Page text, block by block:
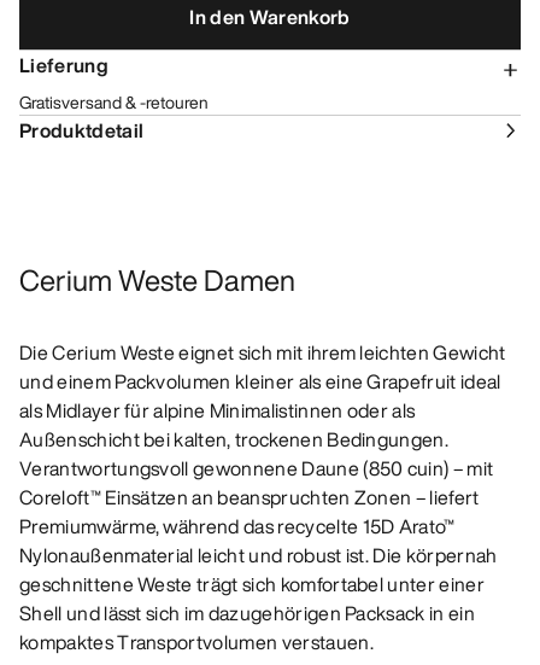
In den Warenkorb
Lieferung
Gratisversand & -retouren
Produktdetail
Cerium Weste Damen
Die Cerium Weste eignet sich mit ihrem leichten Gewicht
und einem Packvolumen kleiner als eine Grapefruit ideal
als Midlayer für alpine Minimalistinnen oder als
Außenschicht bei kalten, trockenen Bedingungen.
Verantwortungsvoll gewonnene Daune (850 cuin) – mit
Coreloft™ Einsätzen an beanspruchten Zonen – liefert
Premiumwärme, während das recycelte 15D Arato™
Nylonaußenmaterial leicht und robust ist. Die körpernah
geschnittene Weste trägt sich komfortabel unter einer
Shell und lässt sich im dazugehörigen Packsack in ein
kompaktes Transportvolumen verstauen.